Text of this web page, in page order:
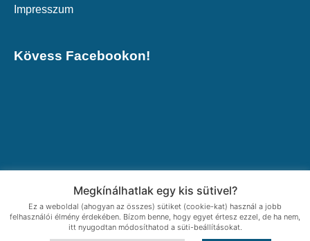
Impresszum
Kövess Facebookon!
© 2021 Vendula Egészség- és Oktatási Központ | Az oldalt
Megkínálhatlak egy kis sütivel?
Ez a weboldal (ahogyan az összes) sütiket (cookie-kat) használ a jobb
felhasználói élmény érdekében. Bízom benne, hogy egyet értesz ezzel, de ha nem,
itt nyugodtan módosíthatod a süti-beállításokat.